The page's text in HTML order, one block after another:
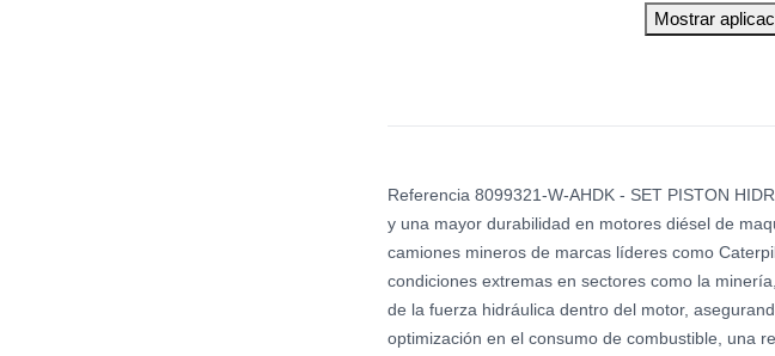
Mostrar
Referencia 8099321-W-AHDK - SET PISTON
y una mayor durabilidad en motores diésel de
camiones mineros de marcas líderes como
condiciones extremas en sectores como la
de la fuerza hidráulica dentro del motor,
optimización en el consumo de combustible, una